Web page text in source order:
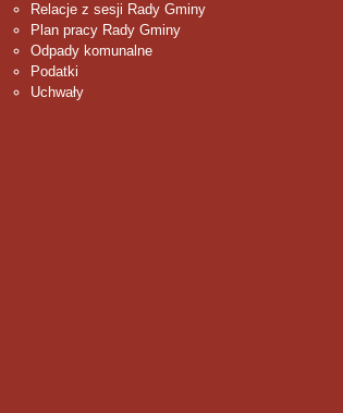
Relacje z sesji Rady Gminy
Plan pracy Rady Gminy
Odpady komunalne
Podatki
Uchwały